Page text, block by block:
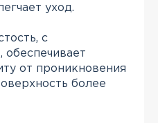
уход.
с
обеспечивает
от проникновения
более